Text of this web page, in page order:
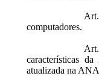
computadores.
características
atualizada na